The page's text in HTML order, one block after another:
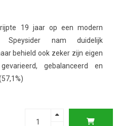
19 jaar op een modern
Speysider nam duidelijk
behield ook zeker zijn eigen
gebalanceerd en